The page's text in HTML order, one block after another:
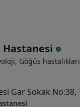
Göğüs hastalıkları